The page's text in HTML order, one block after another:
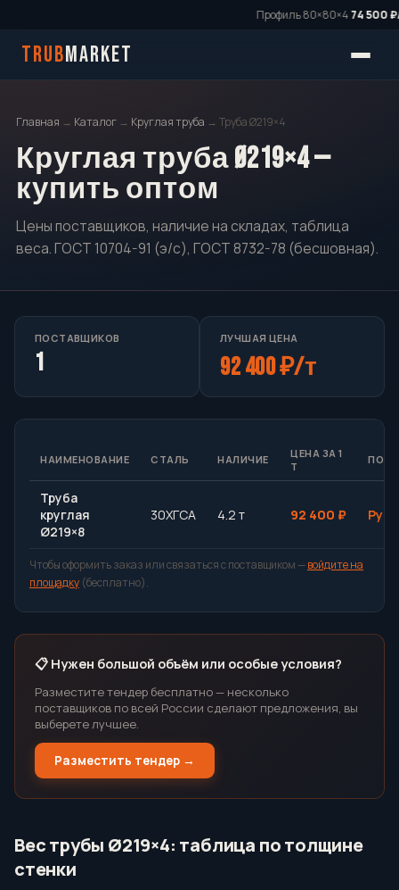
Профиль 80×80×474 500 ₽/
TRUBMARKET
Главная → Каталог → Круглая труба → Труба Ø219×4
Круглая труба Ø219×4 —
купить оптом
Цены поставщиков, наличие на складах, таблица
веса. ГОСТ 10704-91 (э/с), ГОСТ 8732-78 (бесшовная).
ПОСТАВЩИКОВ
1
ЛУЧШАЯ ЦЕНА
92 400 ₽/т
НАИМЕНОВАНИЕ СТАЛЬ НАЛИЧИЕ
ЦЕНА ЗА 1
Т
Труба
круглая
Ø219×8
30ХГСА 4.2 т 92 400 ₽
Чтобы оформить заказ или связаться с поставщиком —войдите на
площадку (бесплатно).
📋 Нужен большой объём или особые условия?
Разместите тендер бесплатно — несколько
поставщиков по всей России сделают предложения, вы
выберете лучшее.
Разместить тендер →
Вес трубы Ø219×4: таблица по толщине
стенки